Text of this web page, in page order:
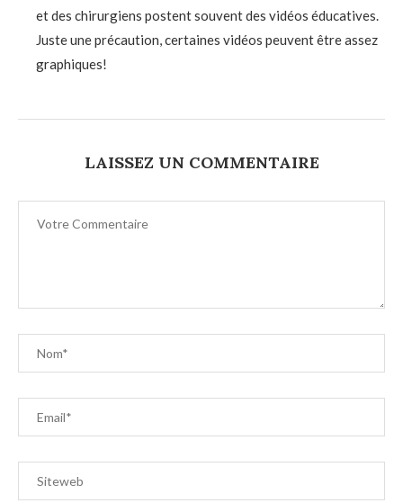
et des chirurgiens postent souvent des vidéos éducatives.
Juste une précaution, certaines vidéos peuvent être assez
graphiques!
LAISSEZ UN COMMENTAIRE